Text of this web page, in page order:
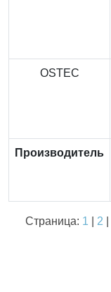
OSTEC
Производитель
Страница: 1 2